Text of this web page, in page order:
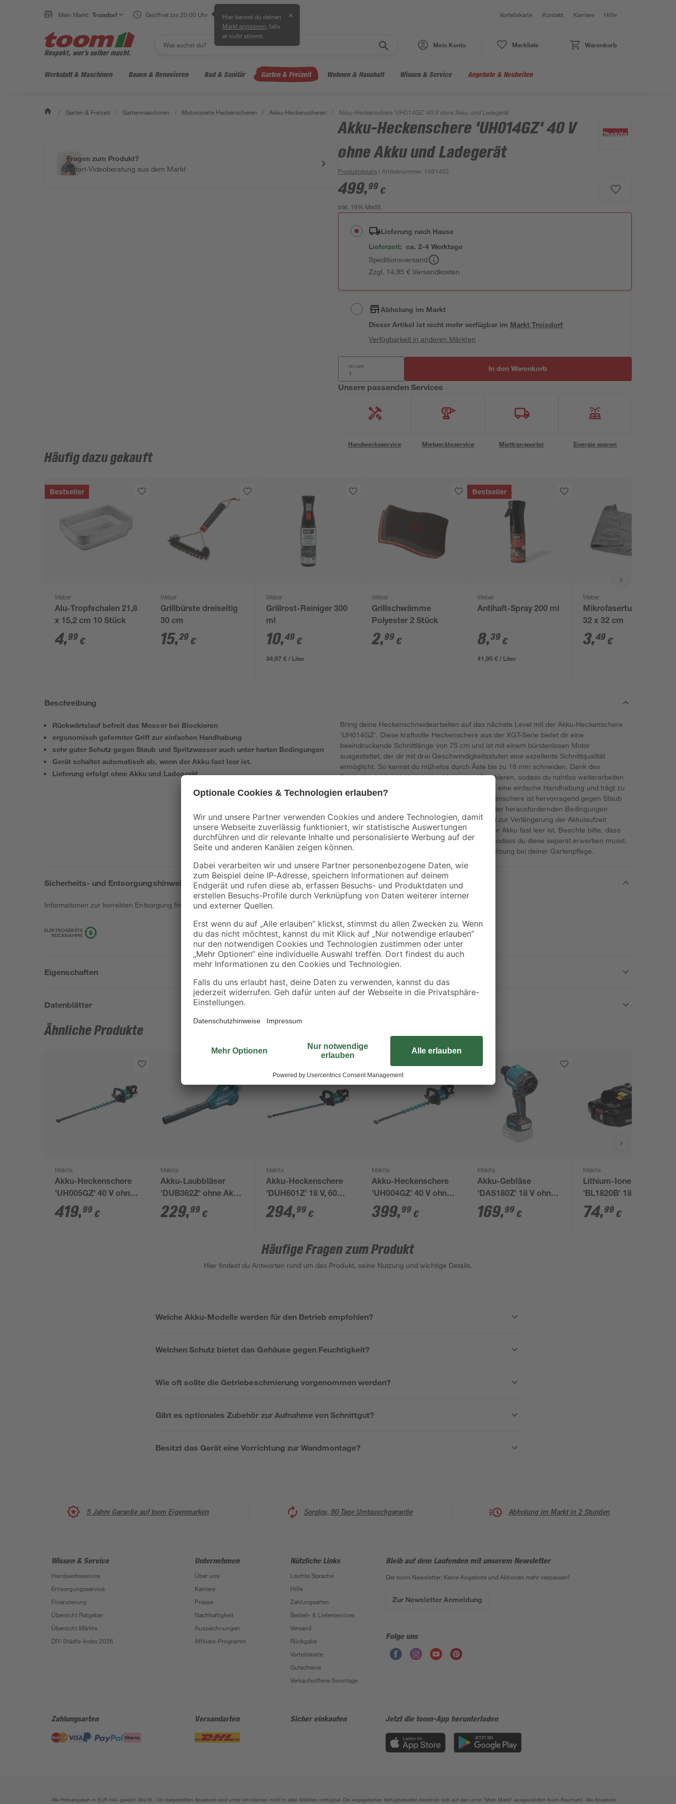
Mein Markt: Troisdorf Geöffnet bis 20:00 Uhr Hier kannst du deinen
Markt anpassen , falls
er nicht stimmt.
✕ Vorteilskarte Kontakt Karriere Hilfe
Mein Konto Merkliste Warenkorb
Werkstatt & Maschinen Bauen & Renovieren Bad & Sanitär Garten & Freizeit Wohnen & Haushalt Wissen & Service Angebote & Neuheiten
/ Garten & Freizeit / Gartenmaschinen / Motorisierte Heckenscheren / Akku-Heckenscheren / Akku-Heckenschere 'UH014GZ' 40 V ohne Akku und Ladegerät
Fragen zum Produkt?
Sofort-Videoberatung aus dem Markt
Akku-Heckenschere 'UH014GZ' 40 V
ohne Akku und Ladegerät
Produktdetails | Artikelnummer: 1491452
499,99 €
inkl. 19% MwSt.
Lieferung nach Hause
Lieferzeit: ca. 2-4 Werktage
Speditionsversand
Zzgl. 14,95 € Versandkosten
Abholung im Markt
Dieser Artikel ist nicht mehr verfügbar im Markt Troisdorf
Verfügbarkeit in anderen Märkten
Anzahl: In den Warenkorb
Unsere passenden Services
Handwerksservice Mietgeräteservice Miettransporter Energie sparen
Häufig dazu gekauft
Bestseller
Weber
Alu-Tropfschalen 21,8
x 15,2 cm 10 Stück
4,99 €
Weber
Grillbürste dreiseitig
30 cm
15,29 €
Weber
Grillrost-Reiniger 300
ml
10,49 €
34,97 € / Liter
Weber
Grillschwämme
Polyester 2 Stück
2,99 €
Bestseller
Weber
Antihaft-Spray 200 ml
8,39 €
41,95 € / Liter
Weber
Mikrofasertuch grau
32 x 32 cm
3,49 €
Beschreibung
Rückwärtslauf befreit das Messer bei Blockieren
ergonomisch geformter Griff zur einfachen Handhabung
sehr guter Schutz gegen Staub und Spritzwasser auch unter harten Bedingungen
Gerät schaltet automatisch ab, wenn der Akku fast leer ist.
Lieferung erfolgt ohne Akku und Ladegerät
Bring deine Heckenschneidearbeiten auf das nächste Level mit der Akku-Heckenschere
'UH014GZ'. Diese kraftvolle Heckenschere aus der XGT-Serie bietet dir eine
beeindruckende Schnittlänge von 75 cm und ist mit einem bürstenlosen Motor
ausgestattet, der dir mit drei Geschwindigkeitsstufen eine exzellente Schnittqualität
ermöglicht. So kannst du mühelos durch Äste bis zu 18 mm schneiden. Dank des
Rückwärtslaufs befreit sich das Messer bei Blockieren, sodass du nahtlos weiterarbeiten
kannst. Der ergonomisch geformte Griff sorgt für eine einfache Handhabung und trägt zu
deinem Komfort bei jedem Einsatz bei. Die Heckenschere ist hervorragend gegen Staub
und Spritzwasser geschützt, sodass sie auch unter herausfordernden Bedingungen
zuverlässig arbeitet. Zum Schutz des Geräts und zur Verlängerung der Akkulaufzeit
schaltet sich das Gerät automatisch ab, wenn der Akku fast leer ist. Beachte bitte, dass
die Lieferung ohne Akku und Ladegerät erfolgt, sodass du diese separat erwerben musst.
Hol dir die 'UH014GZ' für eine kraftvolle Unterstützung bei deiner Gartenpflege.
Sicherheits- und Entsorgungshinweise
Informationen zur korrekten Entsorgung findest du hier.
Eigenschaften
Datenblätter
Ähnliche Produkte
Makita
Akku-Heckenschere
'UH005GZ' 40 V ohne
Akku und Ladegerät
419,99 €
Makita
Akku-Laubbläser
'DUB362Z' ohne Akku,
2 x 18 V, 194,4 km/h
229,99 €
Makita
Akku-Heckenschere
'DUH601Z' 18 V, 60
cm ohne Akku
294,99 €
Makita
Akku-Heckenschere
'UH004GZ' 40 V ohne
Akku und Ladegerät
399,99 €
Makita
Akku-Gebläse
'DAS180Z' 18 V ohne
Akku und Ladegerät
169,99 €
Makita
Lithium-Ionen-Akku
'BL1820B' 18 V 2,0 Ah
74,99 €
Häufige Fragen zum Produkt
Hier findest du Antworten rund um das Produkt, seine Nutzung und wichtige Details.
Welche Akku-Modelle werden für den Betrieb empfohlen?
Welchen Schutz bietet das Gehäuse gegen Feuchtigkeit?
Wie oft sollte die Getriebeschmierung vorgenommen werden?
Gibt es optionales Zubehör zur Aufnahme von Schnittgut?
Besitzt das Gerät eine Vorrichtung zur Wandmontage?
5 Jahre Garantie auf toom Eigenmarken Sorglos, 90 Tage Umtauschgarantie Abholung im Markt in 2 Stunden
Wissen & Service
Handwerksservice
Entsorgungsservice
Finanzierung
Übersicht Ratgeber
Übersicht Märkte
DIY-Städte-Index 2026
Unternehmen
Über uns
Karriere
Presse
Nachhaltigkeit
Auszeichnungen
Affiliate-Programm
Nützliche Links
Leichte Sprache
Hilfe
Zahlungsarten
Bestell- & Lieferservices
Versand
Rückgabe
Vorteilskarte
Gutscheine
Verkaufsoffene Sonntage
Bleib auf dem Laufenden mit unserem Newsletter
Der toom Newsletter: Keine Angebote und Aktionen mehr verpassen!
Zur Newsletter Anmeldung
Folge uns
Zahlungsarten Versandarten Sicher einkaufen Jetzt die toom-App herunterladen
Alle Preisangaben in EUR inkl. gesetzl. MwSt.. Die dargestellten Angebote sind unter Umständen nicht in allen Märkten verfügbar. Die angegebenen Verfügbarkeiten beziehen sich auf den unter "Mein Markt" ausgewählten toom Baumarkt. Alle Angebote